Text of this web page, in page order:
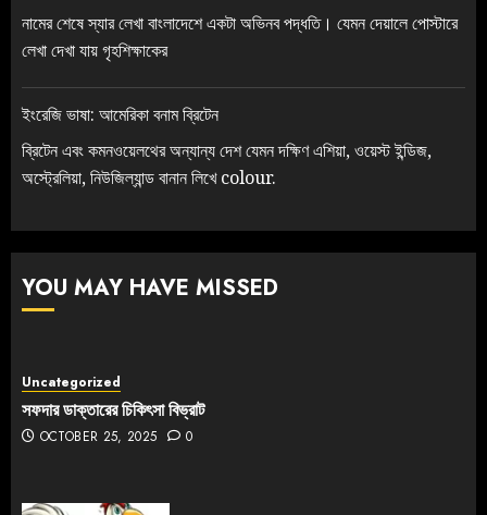
নামের শেষে স্যার লেখা বাংলাদেশে একটা অভিনব পদ্ধতি। যেমন দেয়ালে পোস্টারে
লেখা দেখা যায় গৃহশিক্ষাকের
ইংরেজি ভাষা: আমেরিকা বনাম ব্রিটেন
ব্রিটেন এবং কমনওয়েলথের অন্যান্য দেশ যেমন দক্ষিণ এশিয়া, ওয়েস্ট ইন্ডিজ,
অস্ট্রেলিয়া, নিউজিল্যান্ড বানান লিখে colour.
YOU MAY HAVE MISSED
Uncategorized
সফদার ডাক্তারের চিকিৎসা বিভ্রাট
OCTOBER 25, 2025 0